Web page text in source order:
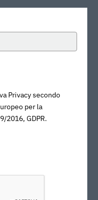
Privacy secondo
per la
2016, GDPR.